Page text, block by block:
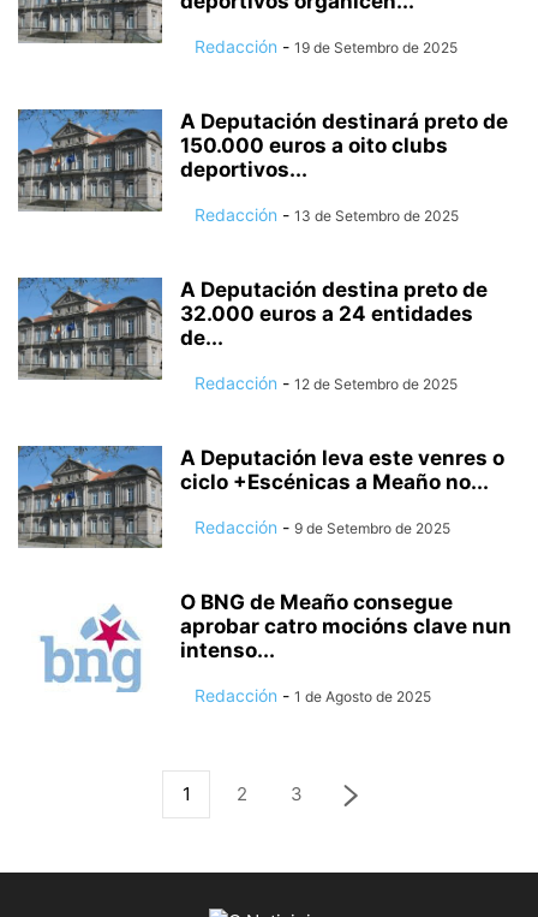
Redacción - 19 de Setembro de 2025
A Deputación destinará preto de
150.000 euros a oito clubs
deportivos...
Redacción - 13 de Setembro de 2025
A Deputación destina preto de
32.000 euros a 24 entidades
de...
Redacción - 12 de Setembro de 2025
A Deputación leva este venres o
ciclo +Escénicas a Meaño no...
Redacción - 9 de Setembro de 2025
O BNG de Meaño consegue
aprobar catro mocións clave nun
intenso...
Redacción - 1 de Agosto de 2025
1 2 3